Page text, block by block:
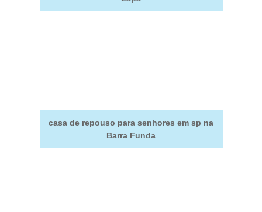
casa de repouso para senhores em sp na
Barra Funda